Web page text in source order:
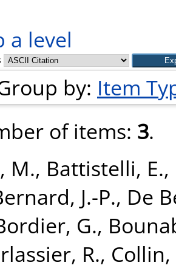
a level
by: Item
of items: 3.
M., Battistelli, E.,
J.-P., De
G.,
R., Collin,